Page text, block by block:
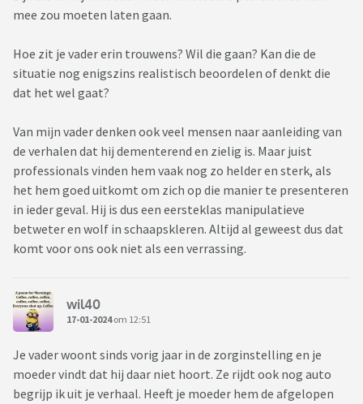
mee zou moeten laten gaan.
Hoe zit je vader erin trouwens? Wil die gaan? Kan die de
situatie nog enigszins realistisch beoordelen of denkt die
dat het wel gaat?
Van mijn vader denken ook veel mensen naar aanleiding van
de verhalen dat hij dementerend en zielig is. Maar juist
professionals vinden hem vaak nog zo helder en sterk, als
het hem goed uitkomt om zich op die manier te presenteren
in ieder geval. Hij is dus een eersteklas manipulatieve
betweter en wolf in schaapskleren. Altijd al geweest dus dat
komt voor ons ook niet als een verrassing.
wil40
17-01-2024om 12:51
Je vader woont sinds vorig jaar in de zorginstelling en je
moeder vindt dat hij daar niet hoort. Ze rijdt ook nog auto
begrijp ik uit je verhaal. Heeft je moeder hem de afgelopen